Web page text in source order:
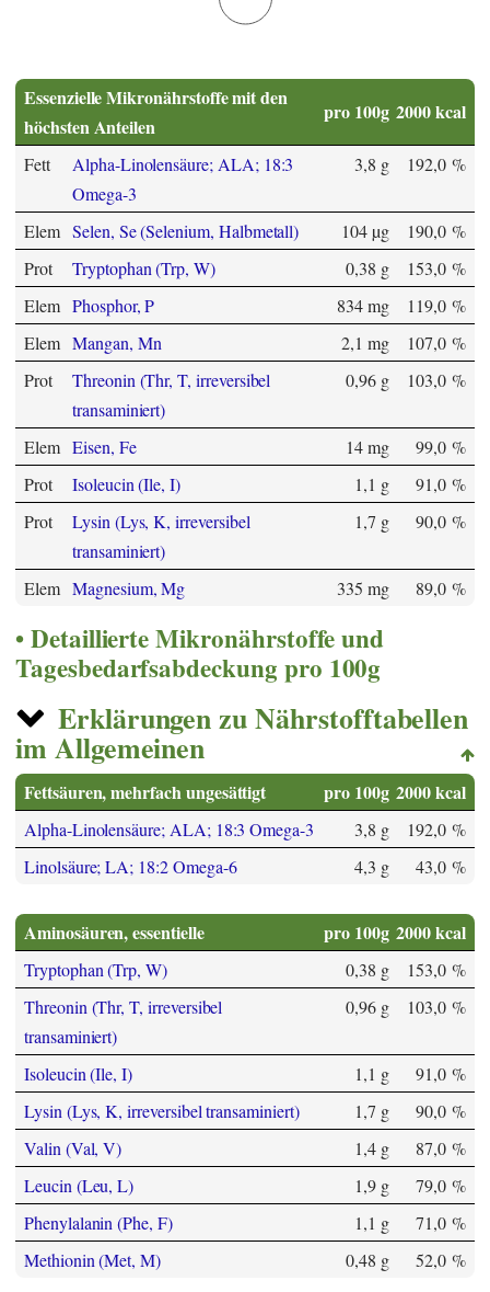
Essenzielle Mikronährstoffe mit den
höchsten Anteilen
pro 100g 2000 kcal
Fett
Alpha-Linolensäure; ALA; 18:3
Omega-3
3,8 g 192,0 %
Elem Selen, Se (Selenium, Halbmetall) 104 µg
190,0 %
Prot
Tryptophan (Trp, W) 0,38 g
153,0 %
Elem Phosphor, P 834 mg
119,0 %
Elem Mangan, Mn 2,1 mg
107,0 %
Prot
Threonin (Thr, T, irreversibel
transaminiert)
0,96 g 103,0 %
Elem Eisen, Fe 14 mg
99,0 %
Prot
Isoleucin (Ile, I) 1,1 g
91,0 %
Prot
Lysin (Lys, K, irreversibel
transaminiert)
1,7 g 90,0 %
Elem Magnesium, Mg 335 mg 89,0 %
Detaillierte Mikronährstoffe und
Tagesbedarfsabdeckung pro 100g
Erklärungen zu Nährstofftabellen
im Allgemeinen
Fettsäuren, mehrfach ungesättigt pro 100g 2000 kcal
Alpha-Linolensäure; ALA; 18:3 Omega-3 3,8 g
192,0 %
Linolsäure; LA; 18:2 Omega-6
4,3 g 43,0 %
Aminosäuren, essentielle pro 100g 2000 kcal
Tryptophan (Trp, W) 0,38 g
153,0 %
Threonin (Thr, T, irreversibel
transaminiert)
0,96 g 103,0 %
Isoleucin (Ile, I) 1,1 g
91,0 %
Lysin (Lys, K, irreversibel transaminiert)
1,7 g
90,0 %
Valin (Val, V)
1,4 g
87,0 %
Leucin (Leu, L)
1,9 g
79,0 %
Phenylalanin (Phe, F)
1,1 g
71,0 %
Methionin (Met, M)
0,48 g 52,0 %